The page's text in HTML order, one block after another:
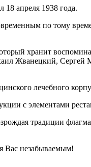
апреля 1938 года.
по тому
хранит
Жванецкий, Сергей
лечебного
с элементами
традиции
Вас незабываемым!